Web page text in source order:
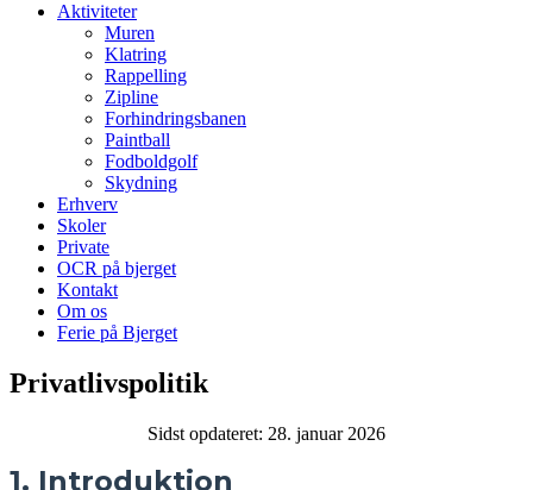
Aktiviteter
Muren
Klatring
Rappelling
Zipline
Forhindringsbanen
Paintball
Fodboldgolf
Skydning
Erhverv
Skoler
Private
OCR på bjerget
Kontakt
Om os
Ferie på Bjerget
Privatlivspolitik
Sidst opdateret: 28. januar 2026
1. Introduktion